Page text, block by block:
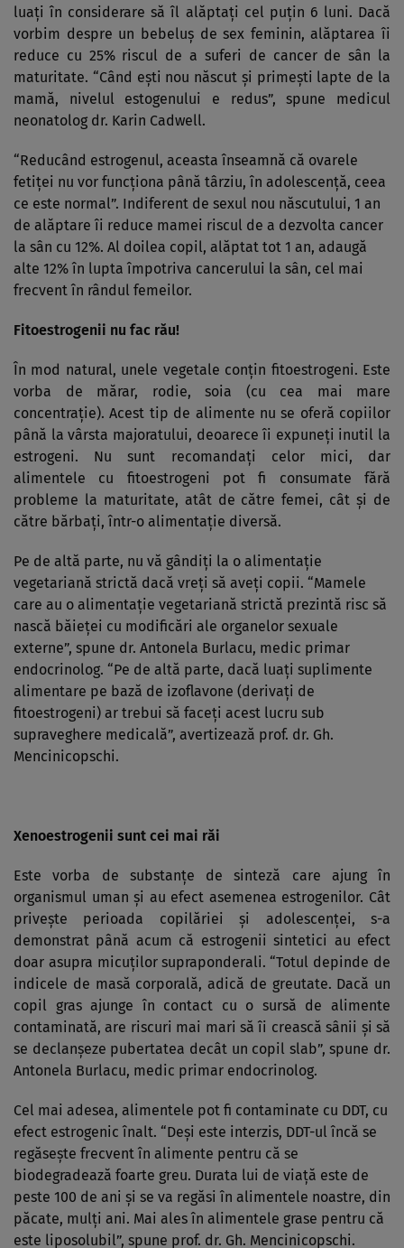
luaţi în considerare să îl alăptaţi cel puţin 6 luni. Dacă
vorbim despre un bebeluş de sex feminin, alăptarea îi
reduce cu 25% riscul de a suferi de cancer de sân la
maturitate. “Când eşti nou născut şi primeşti lapte de la
mamă, nivelul estogenului e redus”, spune medicul
neonatolog dr. Karin Cadwell.
“Reducând estrogenul, aceasta înseamnă că ovarele
fetiţei nu vor funcţiona până târziu, în adolescenţă, ceea
ce este normal”. Indiferent de sexul nou născutului, 1 an
de alăptare îi reduce mamei riscul de a dezvolta cancer
la sân cu 12%. Al doilea copil, alăptat tot 1 an, adaugă
alte 12% în lupta împotriva cancerului la sân, cel mai
frecvent în rândul femeilor.
Fitoestrogenii nu fac rău!
În mod natural, unele vegetale conţin fitoestrogeni. Este
vorba de mărar, rodie, soia (cu cea mai mare
concentraţie). Acest tip de alimente nu se oferă copiilor
până la vârsta majoratului, deoarece îi expuneţi inutil la
estrogeni. Nu sunt recomandaţi celor mici, dar
alimentele cu fitoestrogeni pot fi consumate fără
probleme la maturitate, atât de către femei, cât şi de
către bărbaţi, într-o alimentaţie diversă.
Pe de altă parte, nu vă gândiţi la o alimentaţie
vegetariană strictă dacă vreţi să aveţi copii. “Mamele
care au o alimentaţie vegetariană strictă prezintă risc să
nască băieţei cu modificări ale organelor sexuale
externe”, spune dr. Antonela Burlacu, medic primar
endocrinolog. “Pe de altă parte, dacă luaţi suplimente
alimentare pe bază de izoflavone (derivaţi de
fitoestrogeni) ar trebui să faceţi acest lucru sub
supraveghere medicală”, avertizează prof. dr. Gh.
Mencinicopschi.
Xenoestrogenii sunt cei mai răi
Este vorba de substanţe de sinteză care ajung în
organismul uman şi au efect asemenea estrogenilor. Cât
priveşte perioada copilăriei şi adolescenţei, s-a
demonstrat până acum că estrogenii sintetici au efect
doar asupra micuţilor supraponderali. “Totul depinde de
indicele de masă corporală, adică de greutate. Dacă un
copil gras ajunge în contact cu o sursă de alimente
contaminată, are riscuri mai mari să îi crească sânii şi să
se declanşeze pubertatea decât un copil slab”, spune dr.
Antonela Burlacu, medic primar endocrinolog.
Cel mai adesea, alimentele pot fi contaminate cu DDT, cu
efect estrogenic înalt. “Deşi este interzis, DDT-ul încă se
regăseşte frecvent în alimente pentru că se
biodegradează foarte greu. Durata lui de viaţă este de
peste 100 de ani şi se va regăsi în alimentele noastre, din
păcate, mulţi ani. Mai ales în alimentele grase pentru că
este liposolubil”, spune prof. dr. Gh. Mencinicopschi.